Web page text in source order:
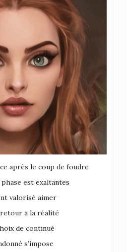
après le coup de foudre
est exaltantes
valorisé aimer
a la réalité
de continué
s’impose